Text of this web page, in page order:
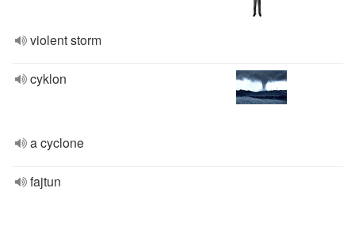
violent storm
cyklon
a cyclone
fajtun